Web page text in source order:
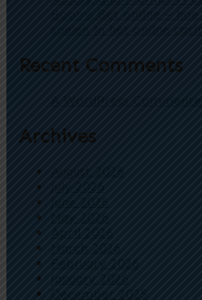
Recent Comments
Archives